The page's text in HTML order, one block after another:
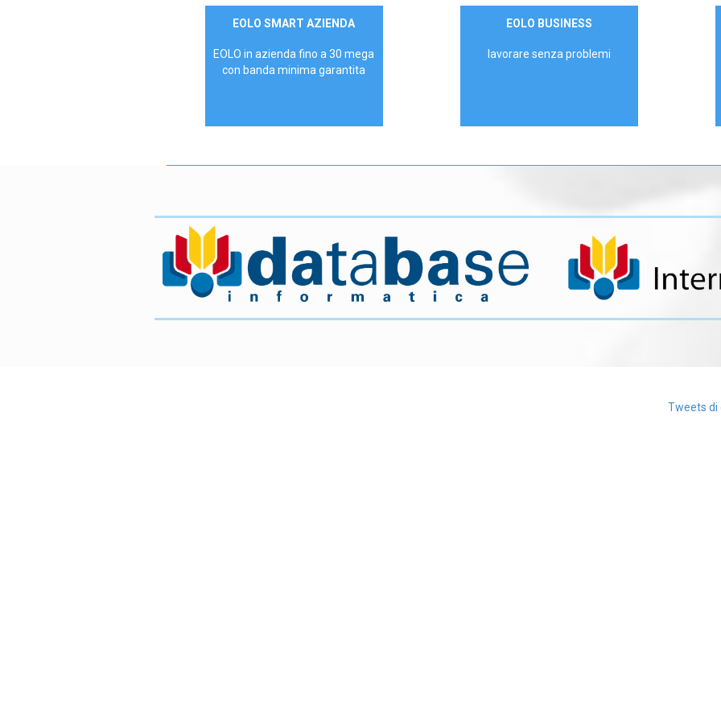
Contattaci
EOLO SMART AZIENDA
EOLO in azienda fino a 30 mega
con banda minima garantita
ContattaciEOLO BUSINESS
lavorare senza problemi
Tweets di